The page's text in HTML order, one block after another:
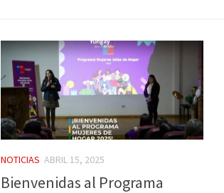
NOTICIAS ABRIL 15, 2025
Bienvenidas al Programa